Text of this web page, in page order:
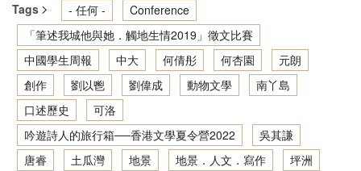
文學推廣
出版
香港文學資料庫
相關連結
Tags - 任何 -
Conference
「筆述我城他與她．觸地生情2019」徵文比賽
中國學生周報
中大 何倩彤 何杏園
元朗
創作
劉以鬯 劉偉成 動物文學
南丫島
口述歷史
可洛
吟遊詩人的旅行箱──香港文學夏令營2022
吳其謙
唐睿
土瓜灣 地景 地景．人文．寫作
坪洲